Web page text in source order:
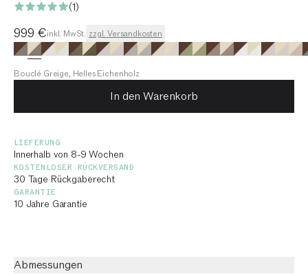
(1)
Aktueller Preis
999 €inkl. MwSt. zzgl. Versandkosten
Bouclé Greige, Helles Eichenholz
In den Warenkorb
LIEFERUNG
Innerhalb von 8-9 Wochen
KOSTENLOSER RÜCKVERSAND
30 Tage Rückgaberecht
GARANTIE
10 Jahre Garantie
Abmessungen